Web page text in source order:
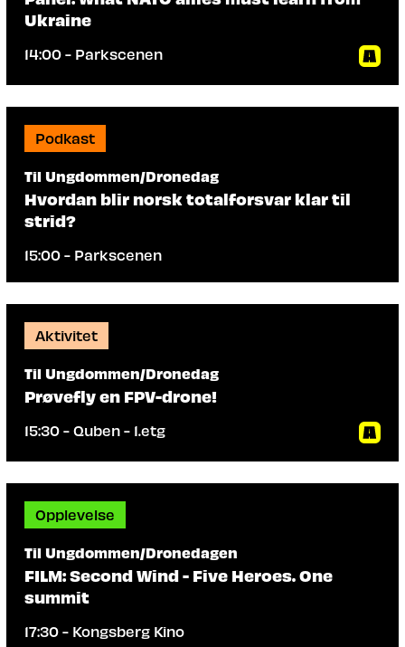
Ukraine
14:00 - Parkscenen
Podkast
Til Ungdommen/Dronedag
Hvordan blir norsk totalforsvar klar til
strid?
15:00 - Parkscenen
Aktivitet
Til Ungdommen/Dronedag
Prøvefly en FPV-drone!
15:30 - Quben - 1.etg
Opplevelse
Til Ungdommen/Dronedagen
FILM: Second Wind - Five Heroes. One
summit
17:30 - Kongsberg Kino